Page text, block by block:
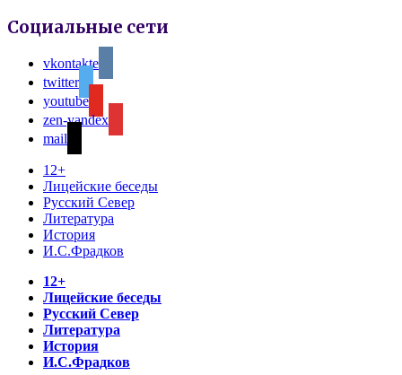
Социальные сети
vkontakte
twitter
youtube
zen-yandex
mail
12+
Лицейские беседы
Русский Север
Литература
История
И.С.Фрадков
12+
Лицейские беседы
Русский Север
Литература
История
И.С.Фрадков